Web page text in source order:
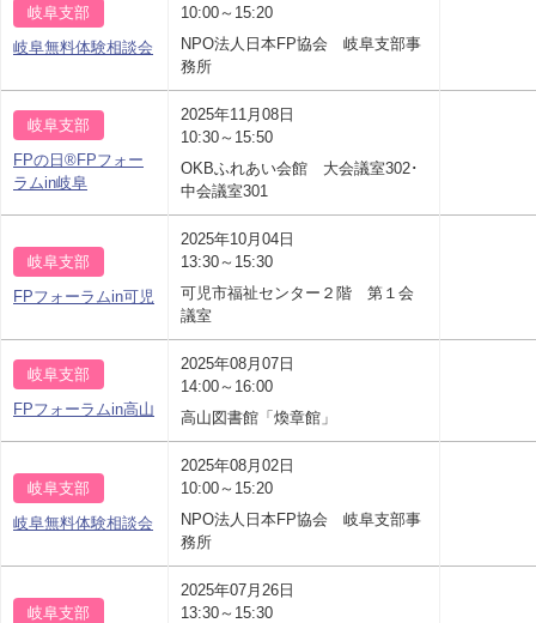
岐阜支部
岐阜無料体験相談会
10:00～15:20
NPO法人日本FP協会 岐阜支部事
務所
岐阜支部
FPの日®FPフォー
ラムin岐阜
2025年11月08日
10:30～15:50
OKBふれあい会館 大会議室302･
中会議室301
岐阜支部
FPフォーラムin可児
2025年10月04日
13:30～15:30
可児市福祉センター２階 第１会
議室
岐阜支部
FPフォーラムin高山
2025年08月07日
14:00～16:00
高山図書館「煥章館」
岐阜支部
岐阜無料体験相談会
2025年08月02日
10:00～15:20
NPO法人日本FP協会 岐阜支部事
務所
岐阜支部
2025年07月26日
13:30～15:30